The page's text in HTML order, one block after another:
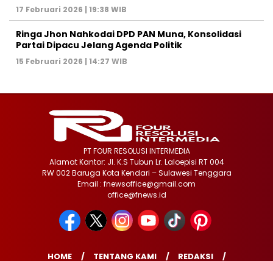
17 Februari 2026 | 19:38 WIB
Ringa Jhon Nahkodai DPD PAN Muna, Konsolidasi
Partai Dipacu Jelang Agenda Politik
15 Februari 2026 | 14:27 WIB
PT FOUR RESOLUSI INTERMEDIA
Alamat Kantor: Jl. K.S Tubun Lr. Laloepisi RT 004
RW 002 Baruga Kota Kendari – Sulawesi Tenggara
Email : fnewsoffice@gmail.com
office@fnews.id
HOME TENTANG KAMI REDAKSI